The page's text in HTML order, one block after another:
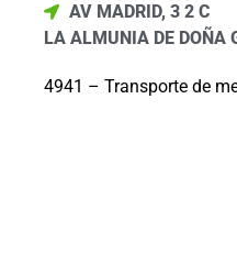
AV MADRID, 3 2 C
LA ALMUNIA DE DOÑA
4941 – Transporte de